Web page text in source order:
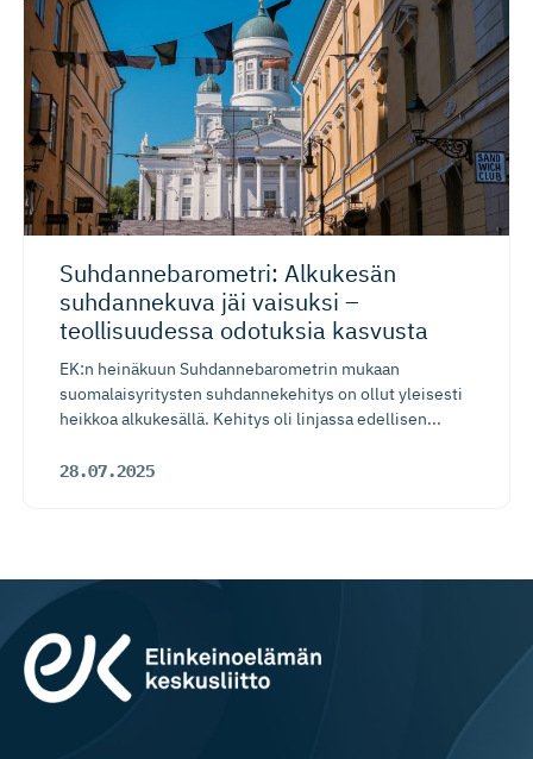
Suhdanneba­ro­metri: Alkukesän
suhdannekuva jäi vaisuksi –
teollisuudessa odotuksia kasvusta
EK:n heinäkuun Suhdannebarometrin mukaan
suomalaisyritysten suhdannekehitys on ollut yleisesti
heikkoa alkukesällä. Kehitys oli linjassa edellisen...
28.07.2025